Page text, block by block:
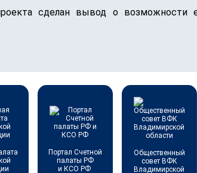
сделан вывод о возможности
Портал Счетной
палаты РФ
и КСО РФ
Общественный
совет ВФК
Владимирской